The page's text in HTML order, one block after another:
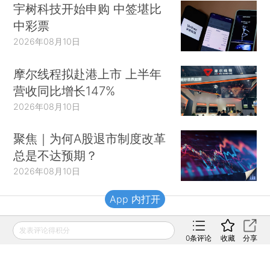
宇树科技开始申购 中签堪比
中彩票
2026年08月10日
摩尔线程拟赴港上市 上半年
营收同比增长147%
2026年08月10日
聚焦｜为何A股退市制度改革
总是不达预期？
2026年08月10日
财新移动
发表评论得积分
0条评论 收藏 分享
App 内打开